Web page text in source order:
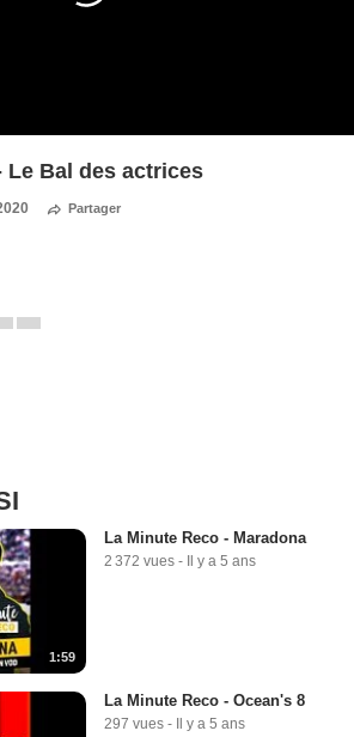
Le Bal des actrices
Partager
1:59
La Minute Reco - Maradona
2 372 vues - Il y a 5 ans
La Minute Reco - Ocean's 8
297 vues - Il y a 5 ans